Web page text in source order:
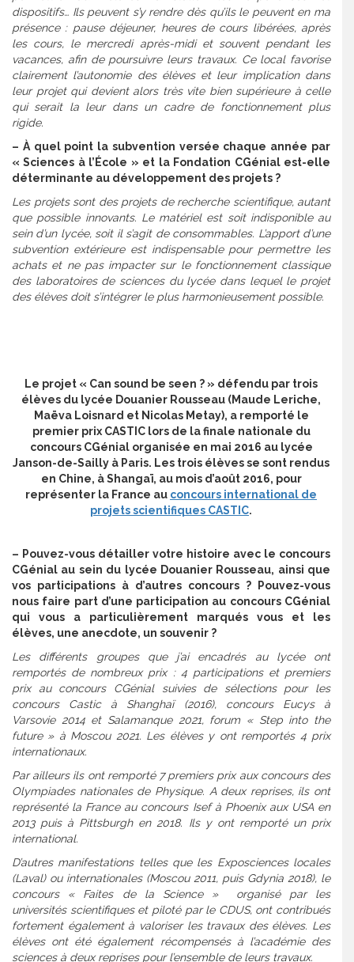
dispositifs… Ils peuvent s’y rendre dès qu’ils le peuvent en ma
présence : pause déjeuner, heures de cours libérées, après
les cours, le mercredi après-midi et souvent pendant les
vacances, afin de poursuivre leurs travaux. Ce local favorise
clairement l’autonomie des élèves et leur implication dans
leur projet qui devient alors très vite bien supérieure à celle
qui serait la leur dans un cadre de fonctionnement plus
rigide.
– À quel point la subvention versée chaque année par
« Sciences à l’École » et la Fondation CGénial est-elle
déterminante au développement des projets ?
Les projets sont des projets de recherche scientifique, autant
que possible innovants. Le matériel est soit indisponible au
sein d’un lycée, soit il s’agit de consommables. L’apport d’une
subvention extérieure est indispensable pour permettre les
achats et ne pas impacter sur le fonctionnement classique
des laboratoires de sciences du lycée dans lequel le projet
des élèves doit s’intégrer le plus harmonieusement possible.
Le projet « Can sound be seen ? » défendu par trois
élèves du lycée Douanier Rousseau (Maude Leriche,
Maëva Loisnard et Nicolas Metay), a remporté le
premier prix CASTIC lors de la finale nationale du
concours CGénial organisée en mai 2016 au lycée
Janson-de-Sailly à Paris. Les trois élèves se sont rendus
en Chine, à Shangaï, au mois d’août 2016, pour
représenter la France au concours international de
projets scientifiques CASTIC.
– Pouvez-vous détailler votre histoire avec le concours
CGénial au sein du lycée Douanier Rousseau, ainsi que
vos participations à d’autres concours ? Pouvez-vous
nous faire part d’une participation au concours CGénial
qui vous a particulièrement marqués vous et les
élèves, une anecdote, un souvenir ?
Les différents groupes que j’ai encadrés au lycée ont
remportés de nombreux prix : 4 participations et premiers
prix au concours CGénial suivies de sélections pour les
concours Castic à Shanghaï (2016), concours Eucys à
Varsovie 2014 et Salamanque 2021, forum « Step into the
future » à Moscou 2021. Les élèves y ont remportés 4 prix
internationaux.
Par ailleurs ils ont remporté 7 premiers prix aux concours des
Olympiades nationales de Physique. A deux reprises, ils ont
représenté la France au concours Isef à Phoenix aux USA en
2013 puis à Pittsburgh en 2018. Ils y ont remporté un prix
international.
D’autres manifestations telles que les Exposciences locales
(Laval) ou internationales (Moscou 2011, puis Gdynia 2018), le
concours « Faites de la Science » organisé par les
universités scientifiques et piloté par le CDUS, ont contribués
fortement également à valoriser les travaux des élèves. Les
élèves ont été également récompensés à l’académie des
sciences à deux reprises pour l’ensemble de leurs travaux.